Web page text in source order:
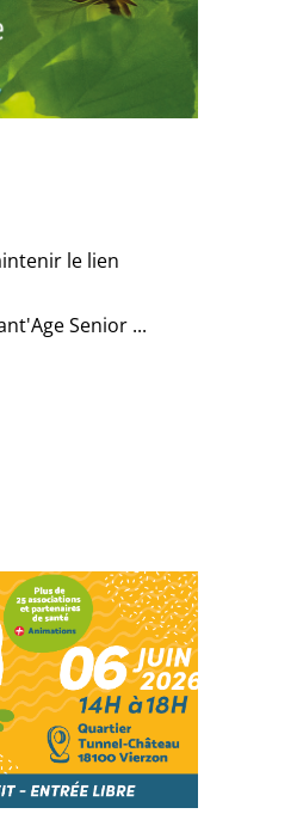
le lien
Senior ...